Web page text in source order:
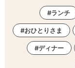
ランチ
おひとりさま
ディナー